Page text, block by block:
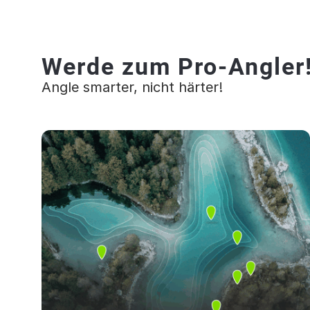
Werde zum Pro-
Angle smarter, nicht härter!